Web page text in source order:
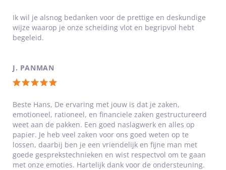
Heemskerk, Heemstede, Heerhugowaard, Krommenie,
Velsen, Zaandam, Zandvoort
‘Met een betrokken en persoonlijke
benadering help ik jullie alle
hindernissen te nemen die er zijn.’
waardering:
4
van
sterren
Ik wil je alsnog bedanken voor de prettige en deskundige
wijze waarop je onze scheiding vlot en begripvol hebt
begeleid.
J. PANMAN
Totale
waardering:
5
van
5
sterren
Beste Hans, De ervaring met jouw is dat je zaken,
emotioneel, rationeel, en financiele zaken gestructureerd
weet aan de pakken. Een goed naslagwerk en alles op
papier. Je heb veel zaken voor ons goed weten op te
lossen, daarbij ben je een vriendelijk en fijne man met
goede gesprekstechnieken en wist respectvol om te gaan
met onze emoties. Hartelijk dank voor de ondersteuning.